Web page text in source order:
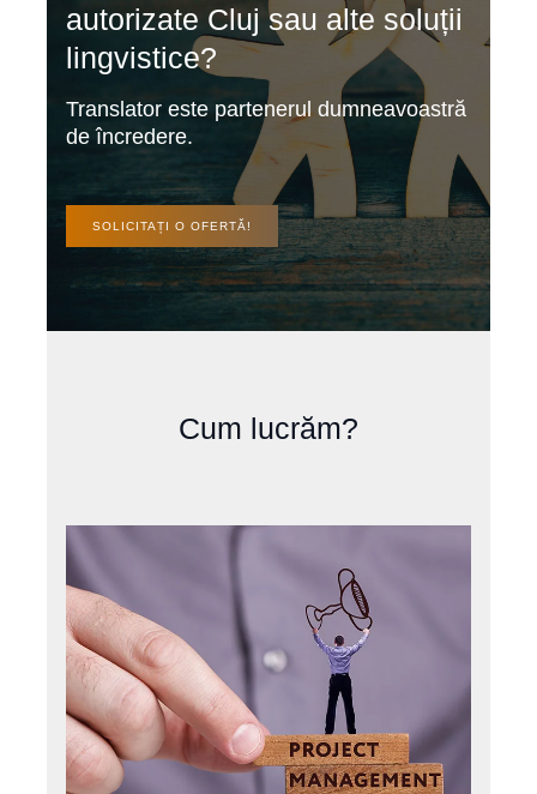
autorizate Cluj sau alte soluții
lingvistice?
Translator este partenerul dumneavoastră
de încredere.
SOLICITAȚI O OFERTĂ!
Cum lucrăm?